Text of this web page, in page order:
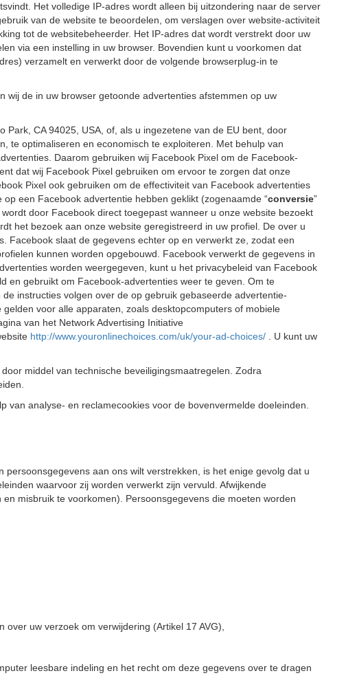
Het volledige IP-adres wordt alleen bij uitzondering naar de server
van de website te beoordelen, om verslagen over website-activiteit
tot de websitebeheerder. Het IP-adres dat wordt verstrekt door uw
via een instelling in uw browser. Bovendien kunt u voorkomen dat
verzamelt en verwerkt door de volgende browserplug-in te
de in uw browser getoonde advertenties afstemmen op uw
Park, CA 94025, USA, of, als u ingezetene van de EU bent, door
te optimaliseren en economisch te exploiteren. Met behulp van
Daarom gebruiken wij Facebook Pixel om de Facebook-
dat wij Facebook Pixel gebruiken om ervoor te zorgen dat onze
Pixel ook gebruiken om de effectiviteit van Facebook advertenties
een Facebook advertentie hebben geklikt (zogenaamde “conversie”
door Facebook direct toegepast wanneer u onze website bezoekt
het bezoek aan onze website geregistreerd in uw profiel. De over u
Facebook slaat de gegevens echter op en verwerkt ze, zodat een
kunnen worden opgebouwd. Facebook verwerkt de gegevens in
worden weergegeven, kunt u het privacybeleid van Facebook
en gebruikt om Facebook-advertenties weer te geven. Om te
instructies volgen over de op gebruik gebaseerde advertentie-
voor alle apparaten, zoals desktopcomputers of mobiele
van het Network Advertising Initiative
http://www.youronlinechoices.com/uk/your-ad-choices/
. U kunt uw
middel van technische beveiligingsmaatregelen. Zodra
analyse- en reclamecookies voor de bovenvermelde doeleinden.
aan ons wilt verstrekken, is het enige gevolg dat u
waarvoor zij worden verwerkt zijn vervuld. Afwijkende
misbruik te voorkomen). Persoonsgegevens die moeten worden
uw verzoek om verwijdering (Artikel 17 AVG),
leesbare indeling en het recht om deze gegevens over te dragen